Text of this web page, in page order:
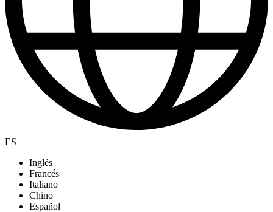
ES
Inglés
Francés
Italiano
Chino
Español